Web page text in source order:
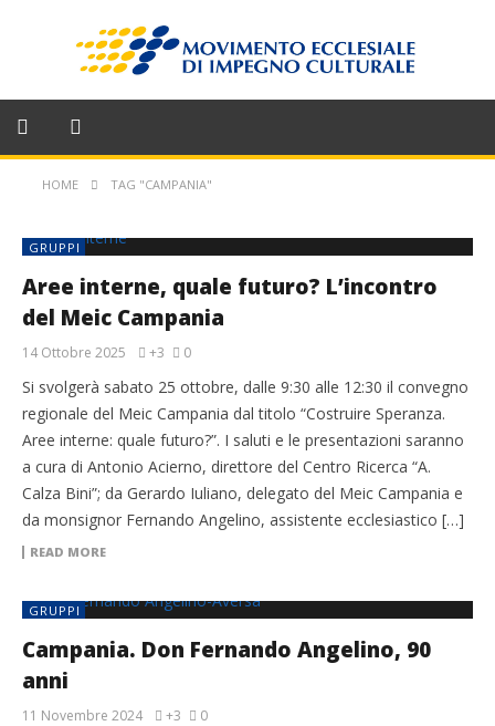
HOME TAG "CAMPANIA"
GRUPPI
Aree interne, quale futuro? L’incontro
del Meic Campania
14 Ottobre 2025 +3 0
Si svolgerà sabato 25 ottobre, dalle 9:30 alle 12:30 il convegno
regionale del Meic Campania dal titolo “Costruire Speranza.
Aree interne: quale futuro?”. I saluti e le presentazioni saranno
a cura di Antonio Acierno, direttore del Centro Ricerca “A.
Calza Bini”; da Gerardo Iuliano, delegato del Meic Campania e
da monsignor Fernando Angelino, assistente ecclesiastico […]
READ MORE
GRUPPI
Campania. Don Fernando Angelino, 90
anni
11 Novembre 2024 +3 0